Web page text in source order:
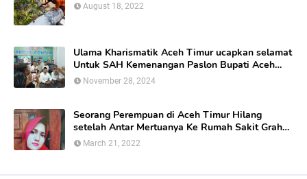
August 18, 2022
Ulama Kharismatik Aceh Timur ucapkan selamat
Untuk SAH Kemenangan Paslon Bupati Aceh
Timur calon nomor Urut 01
November 28, 2024
Seorang Perempuan di Aceh Timur Hilang
setelah Antar Mertuanya Ke Rumah Sakit Graha
Bunda Di kabupaten Aceh Timur.
March 21, 2022